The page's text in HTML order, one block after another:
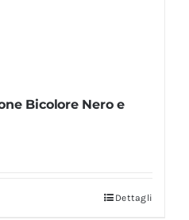
Bicolore Nero e
Dettagli